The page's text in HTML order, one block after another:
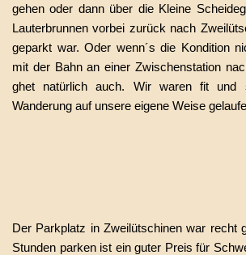
gehen oder dann über die Kleine
Lauterbrunnen vorbei zurück nach
geparkt war. Oder wenn´s die Kondition
mit der Bahn an einer Zwischenstation
ghet natürlich auch. Wir waren fit und
Wanderung auf unsere eigene Weise
Der Parkplatz in Zweilütschinen war recht
Stunden parken ist ein guter Preis für